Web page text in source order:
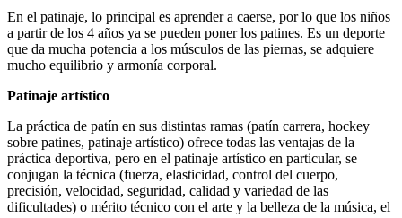
En el patinaje, lo principal es aprender a caerse, por lo que los niños
a partir de los 4 años ya se pueden poner los patines. Es un deporte
que da mucha potencia a los músculos de las piernas, se adquiere
mucho equilibrio y armonía corporal.
Patinaje artístico
La práctica de patín en sus distintas ramas (patín carrera, hockey
sobre patines, patinaje artístico) ofrece todas las ventajas de la
práctica deportiva, pero en el patinaje artístico en particular, se
conjugan la técnica (fuerza, elasticidad, control del cuerpo,
precisión, velocidad, seguridad, calidad y variedad de las
dificultades) o mérito técnico con el arte y la belleza de la música, el